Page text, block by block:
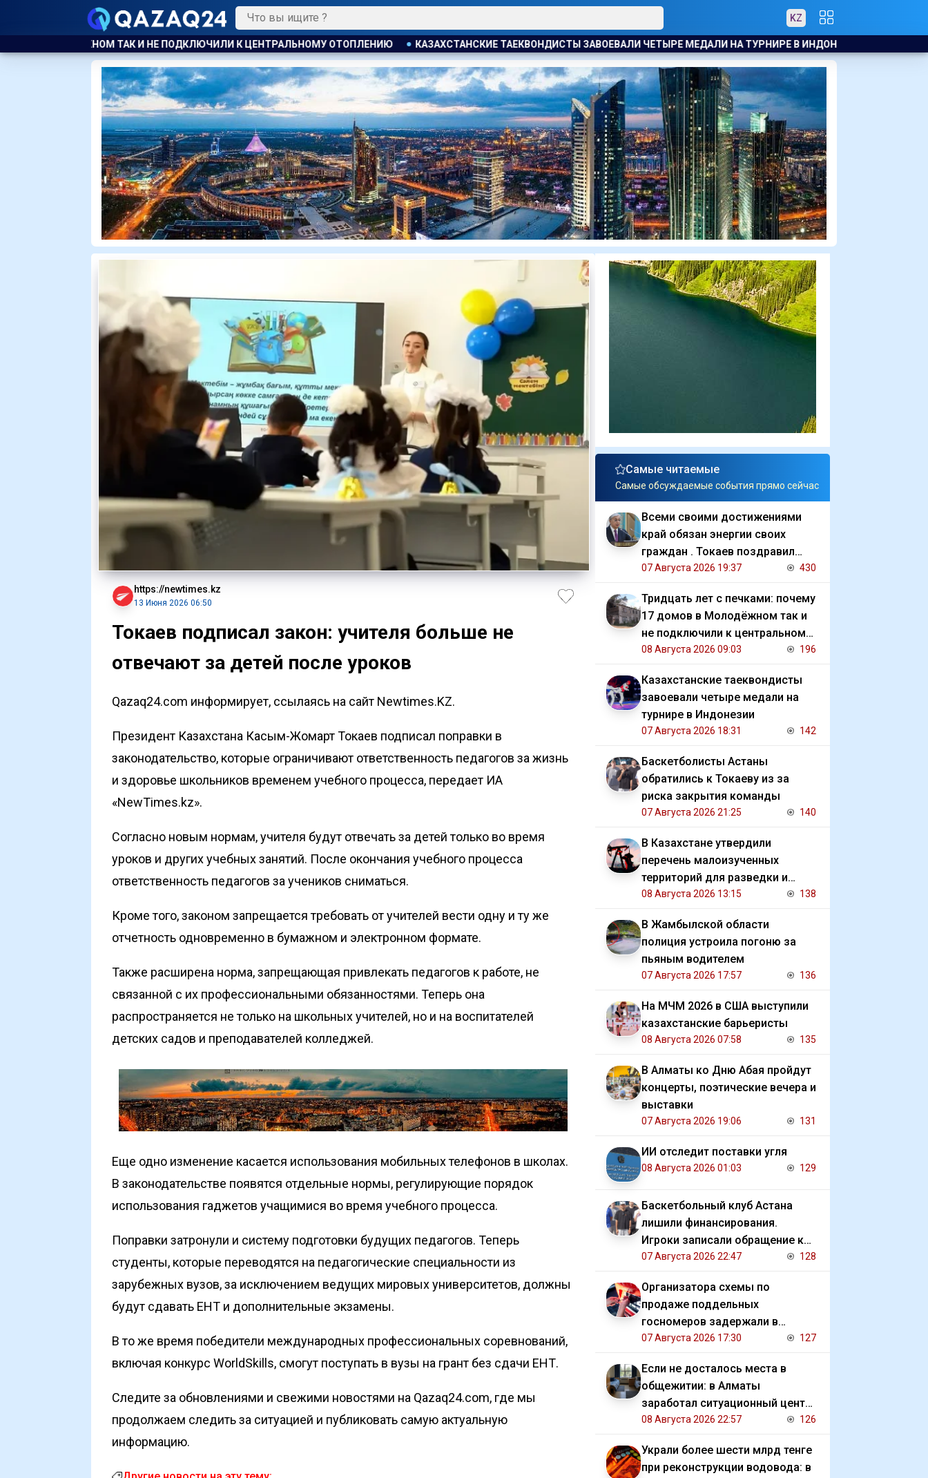
KZ
К ЦЕНТРАЛЬНОМУ ОТОПЛЕНИЮ КАЗАХСТАНСКИЕ ТАЕКВОНДИСТЫ ЗАВОЕВАЛИ ЧЕТЫРЕ МЕДАЛИ НА ТУРНИРЕ В ИНДОНЕЗИИ БАСКЕТБОЛИСТЫ АСТАНЫ ОБРАТИЛИСЬ
https://newtimes.kz
13 Июня 2026 06:50
Токаев подписал закон: учителя больше не
отвечают за детей после уроков
Qazaq24.com информирует, ссылаясь на сайт Newtimes.KZ.
Президент Казахстана Касым-Жомарт Токаев подписал поправки в
законодательство, которые ограничивают ответственность педагогов за жизнь
и здоровье школьников временем учебного процесса, передает ИА
«NewTimes.kz».
Согласно новым нормам, учителя будут отвечать за детей только во время
уроков и других учебных занятий. После окончания учебного процесса
ответственность педагогов за учеников сниматься.
Кроме того, законом запрещается требовать от учителей вести одну и ту же
отчетность одновременно в бумажном и электронном формате.
Также расширена норма, запрещающая привлекать педагогов к работе, не
связанной с их профессиональными обязанностями. Теперь она
распространяется не только на школьных учителей, но и на воспитателей
детских садов и преподавателей колледжей.
Еще одно изменение касается использования мобильных телефонов в школах.
В законодательстве появятся отдельные нормы, регулирующие порядок
использования гаджетов учащимися во время учебного процесса.
Поправки затронули и систему подготовки будущих педагогов. Теперь
студенты, которые переводятся на педагогические специальности из
зарубежных вузов, за исключением ведущих мировых университетов, должны
будут сдавать ЕНТ и дополнительные экзамены.
В то же время победители международных профессиональных соревнований,
включая конкурс WorldSkills, смогут поступать в вузы на грант без сдачи ЕНТ.
Следите за обновлениями и свежими новостями на Qazaq24.com, где мы
продолжаем следить за ситуацией и публиковать самую актуальную
информацию.
Самые читаемые
Самые обсуждаемые события прямо сейчас
Всеми своими достижениями
край обязан энергии своих
граждан . Токаев поздравил
жителей СКО с 90 летием
07 Августа 2026 19:37 430
Тридцать лет с печками: почему
17 домов в Молодёжном так и
не подключили к центральному
отоплению
08 Августа 2026 09:03 196
Казахстанские таеквондисты
завоевали четыре медали на
турнире в Индонезии
07 Августа 2026 18:31 142
Баскетболисты Астаны
обратились к Токаеву из за
риска закрытия команды
07 Августа 2026 21:25 140
В Казахстане утвердили
перечень малоизученных
территорий для разведки и
добычи углеводородов
08 Августа 2026 13:15 138
В Жамбылской области
полиция устроила погоню за
пьяным водителем
07 Августа 2026 17:57 136
На МЧМ 2026 в США выступили
казахстанские барьеристы
08 Августа 2026 07:58 135
В Алматы ко Дню Абая пройдут
концерты, поэтические вечера и
выставки
07 Августа 2026 19:06 131
ИИ отследит поставки угля
08 Августа 2026 01:03 129
Баскетбольный клуб Астана
лишили финансирования.
Игроки записали обращение к
президенту
07 Августа 2026 22:47 128
Организатора схемы по
продаже поддельных
госномеров задержали в
Алматы
07 Августа 2026 17:30 127
Если не досталось места в
общежитии: в Алматы
заработал ситуационный центр
для студентов
08 Августа 2026 22:57 126
Украли более шести млрд тенге
при реконструкции водовода: в